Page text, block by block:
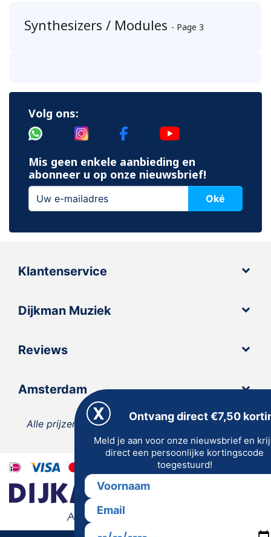
Synthesizers / Modules - Page 3
Volg ons:
Mis geen enkele aanbieding en
abonneer u op onze nieuwsbrief!
Oké
Klantenservice
Dijkman Muziek
Reviews
Amsterdam
Alle prijzen zijn inclusief 21% BTW, tenzij anders
vermeld.
Ontvang direct €7,50
Meld je aan voor onze nieuwsbrief en
direct een persoonlijke kortingscode
toegestuurd!